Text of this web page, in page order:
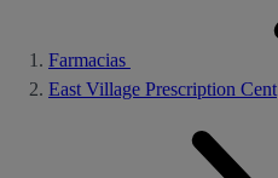
Farmacias
East Village Prescription Cent